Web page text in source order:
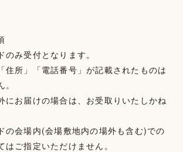
のみ受付となります。
住所」「電話番号」が記載されたものは
にお届けの場合は、お受取りいたしかね
の会場内(会場敷地内の場外も含む)での
はご指定いただけません。